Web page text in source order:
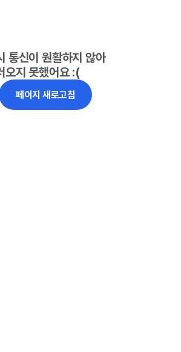
통신이 원활하지 않아
오지 못했어요 :(
페이지 새로고침